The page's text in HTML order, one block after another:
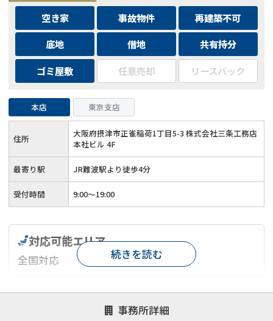
空き家 事故物件
再建築不可
底地
借地
共有持分
ゴミ屋敷
任意売却 リースバック
本店 東京支店
住所
大阪府摂津市正雀稲荷1丁目5-3 株式会社三条工務店
本社ビル 4F
最寄り駅 JR難波駅より徒歩4分
受付時間 9:00～19:00
事務所詳細
対応可能エリア
全国対応
対応が親身 オンライン面談可能
レスポンスが早い
1億円以上の買取可
続きを読む